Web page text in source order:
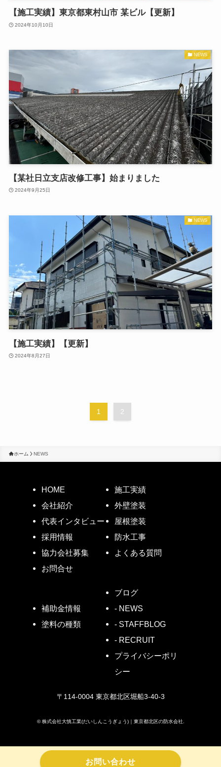
【施工実績】東京都東村山市 某ビル【更新】
2024年10月10日
NEWS
【某社日立支店改修工事】始まりました
2024年9月25日
NEWS
【施工実績】【更新】
2024年8月27日
1 2
お問い合わせ
ホーム NEWS
HOME
会社紹介
代表インタビュー
採用情報
協力会社募集
お問合せ
施工実績
外壁塗装
屋根塗装
防水工事
よくある質問
補助金情報
塗料の種類
ブログ
- NEWS
- STAFFBLOG
- RECRUIT
プライバシーポリ
シー
〒114-0004 東京都北区堀船3-40-3
©株式会社大慎工業(だいしんこうぎょう)｜東京都北区の防水会社.